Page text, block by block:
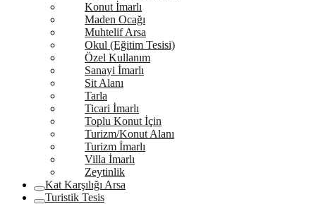
Konut İmarlı
Maden Ocağı
Muhtelif Arsa
Okul (Eğitim Tesisi)
Özel Kullanım
Sanayi İmarlı
Sit Alanı
Tarla
Ticari İmarlı
Toplu Konut İçin
Turizm/Konut Alanı
Turizm İmarlı
Villa İmarlı
Zeytinlik
Kat Karşılığı Arsa
Turistik Tesis